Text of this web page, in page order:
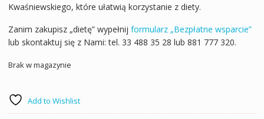
Kwaśniewskiego, które ułatwią korzystanie z diety.
Zanim zakupisz „dietę” wypełnij formularz „Bezpłatne wsparcie”
lub skontaktuj się z Nami: tel. 33 488 35 28 lub 881 777 320.
Brak w magazynie
Add to Wishlist